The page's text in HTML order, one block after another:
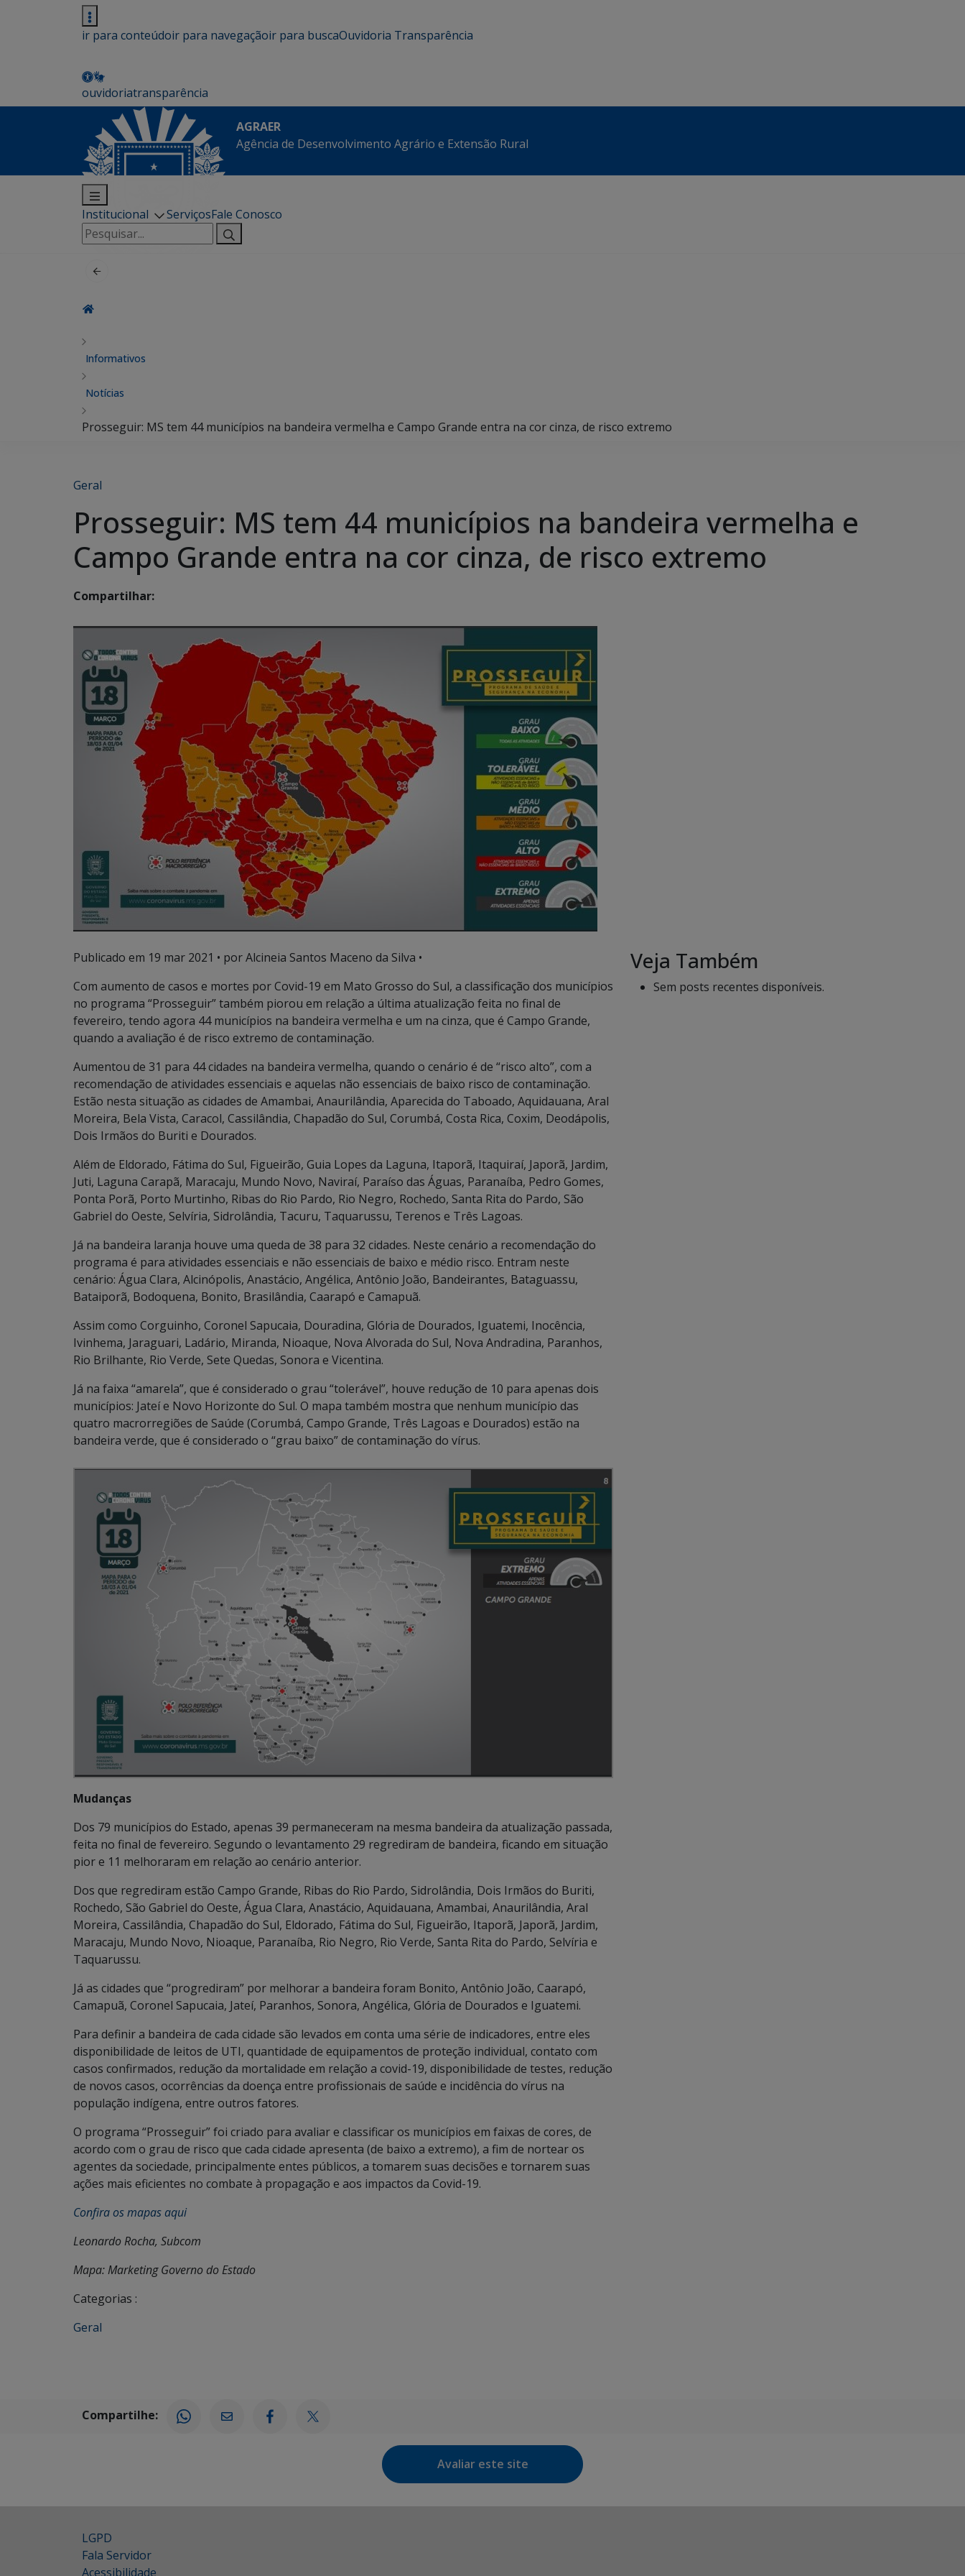
ir para conteúdoir para navegaçãoir para buscaOuvidoria Transparência
ouvidoriatransparência
AGRAER
Agência de Desenvolvimento Agrário e Extensão Rural
Institucional ServiçosFale Conosco
Pesquisar
por:
Informativos
Notícias
Prosseguir: MS tem 44 municípios na bandeira vermelha e Campo Grande entra na cor cinza, de risco extremo
Geral
Prosseguir: MS tem 44 municípios na bandeira vermelha e
Campo Grande entra na cor cinza, de risco extremo
Compartilhar:
Publicado em 19 mar 2021 • por Alcineia Santos Maceno da Silva •
Com aumento de casos e mortes por Covid-19 em Mato Grosso do Sul, a classificação dos municípios
no programa “Prosseguir” também piorou em relação a última atualização feita no final de
fevereiro, tendo agora 44 municípios na bandeira vermelha e um na cinza, que é Campo Grande,
quando a avaliação é de risco extremo de contaminação.
Aumentou de 31 para 44 cidades na bandeira vermelha, quando o cenário é de “risco alto”, com a
recomendação de atividades essenciais e aquelas não essenciais de baixo risco de contaminação.
Estão nesta situação as cidades de Amambai, Anaurilândia, Aparecida do Taboado, Aquidauana, Aral
Moreira, Bela Vista, Caracol, Cassilândia, Chapadão do Sul, Corumbá, Costa Rica, Coxim, Deodápolis,
Dois Irmãos do Buriti e Dourados.
Além de Eldorado, Fátima do Sul, Figueirão, Guia Lopes da Laguna, Itaporã, Itaquiraí, Japorã, Jardim,
Juti, Laguna Carapã, Maracaju, Mundo Novo, Naviraí, Paraíso das Águas, Paranaíba, Pedro Gomes,
Ponta Porã, Porto Murtinho, Ribas do Rio Pardo, Rio Negro, Rochedo, Santa Rita do Pardo, São
Gabriel do Oeste, Selvíria, Sidrolândia, Tacuru, Taquarussu, Terenos e Três Lagoas.
Já na bandeira laranja houve uma queda de 38 para 32 cidades. Neste cenário a recomendação do
programa é para atividades essenciais e não essenciais de baixo e médio risco. Entram neste
cenário: Água Clara, Alcinópolis, Anastácio, Angélica, Antônio João, Bandeirantes, Bataguassu,
Bataiporã, Bodoquena, Bonito, Brasilândia, Caarapó e Camapuã.
Assim como Corguinho, Coronel Sapucaia, Douradina, Glória de Dourados, Iguatemi, Inocência,
Ivinhema, Jaraguari, Ladário, Miranda, Nioaque, Nova Alvorada do Sul, Nova Andradina, Paranhos,
Rio Brilhante, Rio Verde, Sete Quedas, Sonora e Vicentina.
Já na faixa “amarela”, que é considerado o grau “tolerável”, houve redução de 10 para apenas dois
municípios: Jateí e Novo Horizonte do Sul. O mapa também mostra que nenhum município das
quatro macrorregiões de Saúde (Corumbá, Campo Grande, Três Lagoas e Dourados) estão na
bandeira verde, que é considerado o “grau baixo” de contaminação do vírus.
Mudanças
Dos 79 municípios do Estado, apenas 39 permaneceram na mesma bandeira da atualização passada,
feita no final de fevereiro. Segundo o levantamento 29 regrediram de bandeira, ficando em situação
pior e 11 melhoraram em relação ao cenário anterior.
Dos que regrediram estão Campo Grande, Ribas do Rio Pardo, Sidrolândia, Dois Irmãos do Buriti,
Rochedo, São Gabriel do Oeste, Água Clara, Anastácio, Aquidauana, Amambai, Anaurilândia, Aral
Moreira, Cassilândia, Chapadão do Sul, Eldorado, Fátima do Sul, Figueirão, Itaporã, Japorã, Jardim,
Maracaju, Mundo Novo, Nioaque, Paranaíba, Rio Negro, Rio Verde, Santa Rita do Pardo, Selvíria e
Taquarussu.
Já as cidades que “progrediram” por melhorar a bandeira foram Bonito, Antônio João, Caarapó,
Camapuã, Coronel Sapucaia, Jateí, Paranhos, Sonora, Angélica, Glória de Dourados e Iguatemi.
Para definir a bandeira de cada cidade são levados em conta uma série de indicadores, entre eles
disponibilidade de leitos de UTI, quantidade de equipamentos de proteção individual, contato com
casos confirmados, redução da mortalidade em relação a covid-19, disponibilidade de testes, redução
de novos casos, ocorrências da doença entre profissionais de saúde e incidência do vírus na
população indígena, entre outros fatores.
O programa “Prosseguir” foi criado para avaliar e classificar os municípios em faixas de cores, de
acordo com o grau de risco que cada cidade apresenta (de baixo a extremo), a fim de nortear os
agentes da sociedade, principalmente entes públicos, a tomarem suas decisões e tornarem suas
ações mais eficientes no combate à propagação e aos impactos da Covid-19.
Confira os mapas aqui
Leonardo Rocha, Subcom
Mapa: Marketing Governo do Estado
Categorias :
Geral
Veja Também
Sem posts recentes disponíveis.
Compartilhe:
Avaliar este site
LGPD
Fala Servidor
Acessibilidade